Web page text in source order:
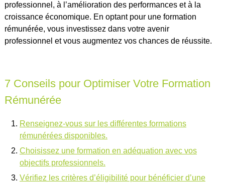
professionnel, à l’amélioration des performances et à la
croissance économique. En optant pour une formation
rémunérée, vous investissez dans votre avenir
professionnel et vous augmentez vos chances de réussite.
7 Conseils pour Optimiser Votre Formation
Rémunérée
Renseignez-vous sur les différentes formations
rémunérées disponibles.
Choisissez une formation en adéquation avec vos
objectifs professionnels.
Vérifiez les critères d’éligibilité pour bénéficier d’une